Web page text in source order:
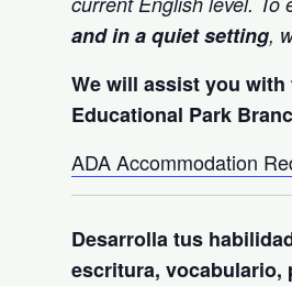
and in a quiet setting,
We will assist you
Educational Park
ADA Accommodation
Desarrolla tus
escritura, vocabulario,